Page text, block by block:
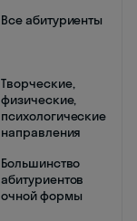
Все абитуриенты
Творческие,
физические,
психологические
направления
Большинство
абитуриентов
очной формы